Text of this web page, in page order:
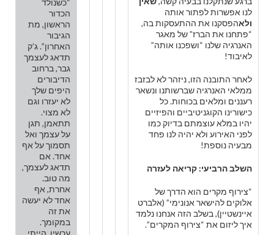
הכדור
הראשון, מת
הגיבור
האחרון”. ג’ק
תדאג לעצמך
גבר, ברחוב
הדיבורים
היפים שלך
לא יעזרו וגם
לא מצוי.
תתאמן, תגן
על עצמך ואל
תסמוך על אף
אחד. אם
תדאג לעצמך,
מה טוב.
אחרת, אף
אחד לא יעשה
את זה
במקומך.
עכשיו, הייתי
לנו אפשרות לפתור אותה
ולאהפסקנו את ההתעסקות בה,
“פתחנו את הברז” של מאגר
האנרגיה שלנו “ושפכנו אותה”
לאיבוד!
לאחר התובנה הזו, ניזהר לא לבזבז
ממלאי האנרגיה שברשותנו ונשאר
רעננים ומלאים בכוחות. כל
כישורינו הקוגניטיביים והפיזיים
יהיו במלא עוצמתם בדיוק כמו
לפני האירוע ולא יהיה לנו פחד
מבעיה נוספת!
השלב הרביעי: קריאה לעזרה
“צירוף מקרים הוא הדרך של
אלוקים להישאר אנונימי” (אלברט
איינשטיין), בשלב הזה אנחנו נלמד
איך ליזום את “צירוף המקרים”.